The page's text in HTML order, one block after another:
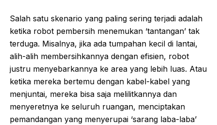
Salah satu skenario yang paling sering terjadi adalah
ketika robot pembersih menemukan ‘tantangan’ tak
terduga. Misalnya, jika ada tumpahan kecil di lantai,
alih-alih membersihkannya dengan efisien, robot
justru menyebarkannya ke area yang lebih luas. Atau
ketika mereka bertemu dengan kabel-kabel yang
menjuntai, mereka bisa saja melilitkannya dan
menyeretnya ke seluruh ruangan, menciptakan
pemandangan yang menyerupai ‘sarang laba-laba’